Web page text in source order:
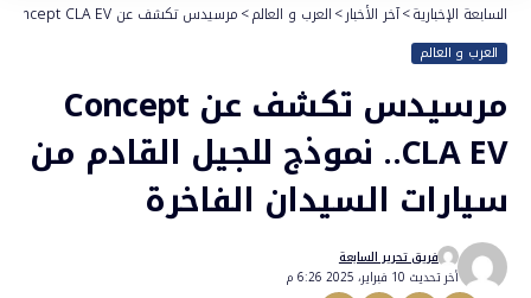
السابعة الإخبارية>آخر الأخبار>العرب و العالم>مرسيدس تكشف عن Concept CLA EV.. نموذج للجيل القادم من سيارات السيدان الفاخرة
العرب و العالم
مرسيدس تكشف عن Concept
CLA EV.. نموذج للجيل القادم من
سيارات السيدان الفاخرة
أخر تحديث 10 فبراير، 2025 6:26 م
فريق تحرير السابعة